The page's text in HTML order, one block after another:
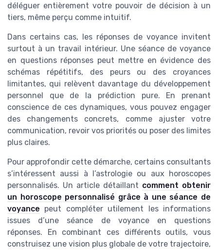
déléguer entièrement votre pouvoir de décision à un
tiers, même perçu comme intuitif.
Dans certains cas, les réponses de voyance invitent
surtout à un travail intérieur. Une séance de voyance
en questions réponses peut mettre en évidence des
schémas répétitifs, des peurs ou des croyances
limitantes, qui relèvent davantage du développement
personnel que de la prédiction pure. En prenant
conscience de ces dynamiques, vous pouvez engager
des changements concrets, comme ajuster votre
communication, revoir vos priorités ou poser des limites
plus claires.
Pour approfondir cette démarche, certains consultants
s’intéressent aussi à l’astrologie ou aux horoscopes
personnalisés. Un article détaillant comment obtenir
un horoscope personnalisé grâce à une séance de
voyance peut compléter utilement les informations
issues d’une séance de voyance en questions
réponses. En combinant ces différents outils, vous
construisez une vision plus globale de votre trajectoire,